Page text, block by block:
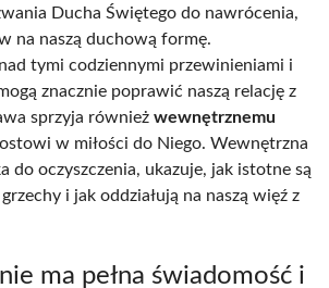
Ducha Świętego do nawrócenia,
na naszą duchową formę.
tymi codziennymi przewinieniami i
znacznie poprawić naszą relację z
sprzyja również wewnętrznemu
w miłości do Niego. Wewnętrzna
do oczyszczenia, ukazuje, jak istotne są
i jak oddziałują na naszą więź z
ma pełna świadomość i